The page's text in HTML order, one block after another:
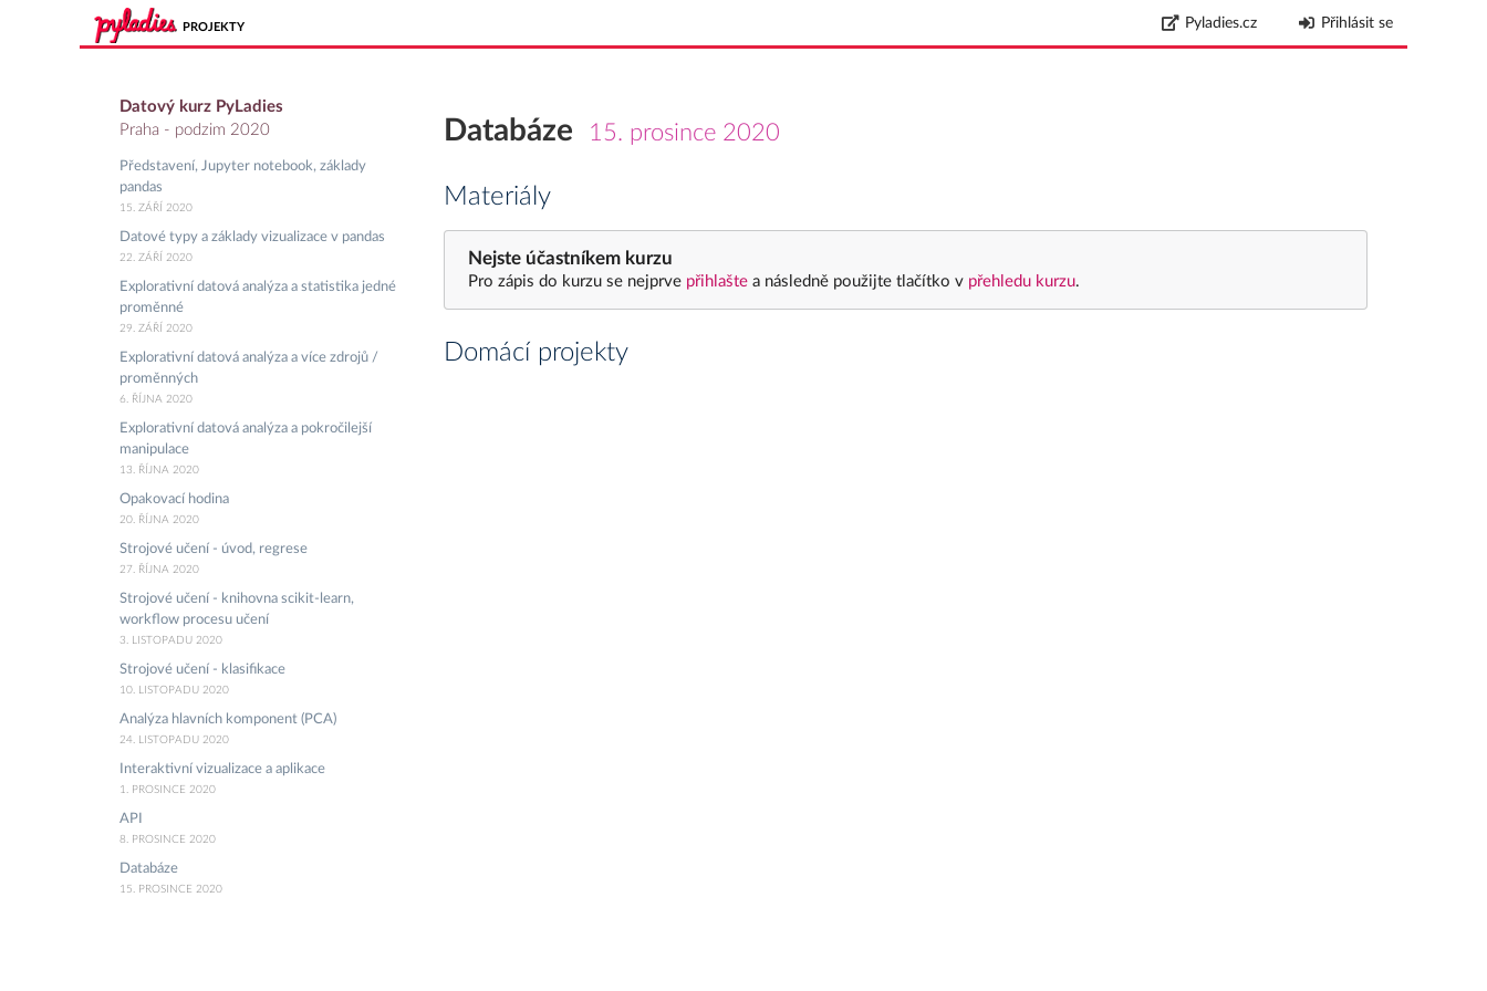
PROJEKTY Pyladies.cz Přihlásit se
Datový kurz PyLadies
Praha - podzim 2020
Představení, Jupyter notebook, základy
pandas
15. ZÁŘÍ 2020
Datové typy a základy vizualizace v pandas
22. ZÁŘÍ 2020
Explorativní datová analýza a statistika jedné
proměnné
29. ZÁŘÍ 2020
Explorativní datová analýza a více zdrojů /
proměnných
6. ŘÍJNA 2020
Explorativní datová analýza a pokročilejší
manipulace
13. ŘÍJNA 2020
Opakovací hodina
20. ŘÍJNA 2020
Strojové učení - úvod, regrese
27. ŘÍJNA 2020
Strojové učení - knihovna scikit-learn,
workflow procesu učení
3. LISTOPADU 2020
Strojové učení - klasifikace
10. LISTOPADU 2020
Analýza hlavních komponent (PCA)
24. LISTOPADU 2020
Interaktivní vizualizace a aplikace
1. PROSINCE 2020
API
8. PROSINCE 2020
Databáze
15. PROSINCE 2020
Databáze 15. prosince 2020
Materiály
Nejste účastníkem kurzu
Pro zápis do kurzu se nejprve přihlašte a následně použijte tlačítko v přehledu kurzu.
Domácí projekty